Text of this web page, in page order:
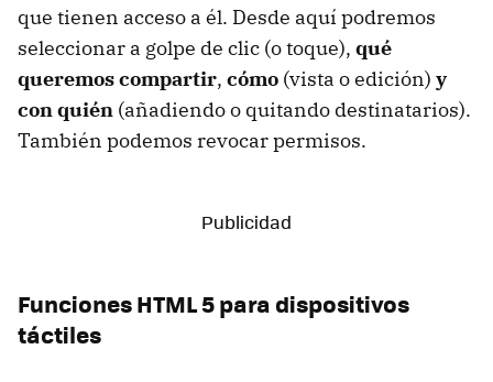
que tienen acceso a él. Desde aquí podremos
seleccionar a golpe de clic (o toque), qué
queremos compartir, cómo (vista o edición) y
con quién (añadiendo o quitando destinatarios).
También podemos revocar permisos.
Funciones HTML 5 para dispositivos
táctiles